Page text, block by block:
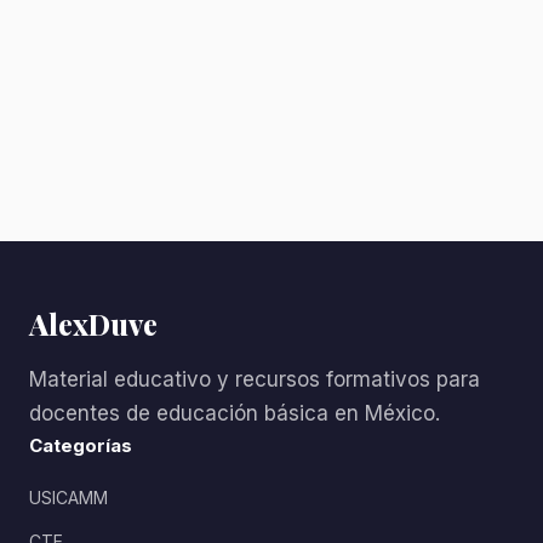
AlexDuve
Material educativo y recursos formativos para
docentes de educación básica en México.
Categorías
USICAMM